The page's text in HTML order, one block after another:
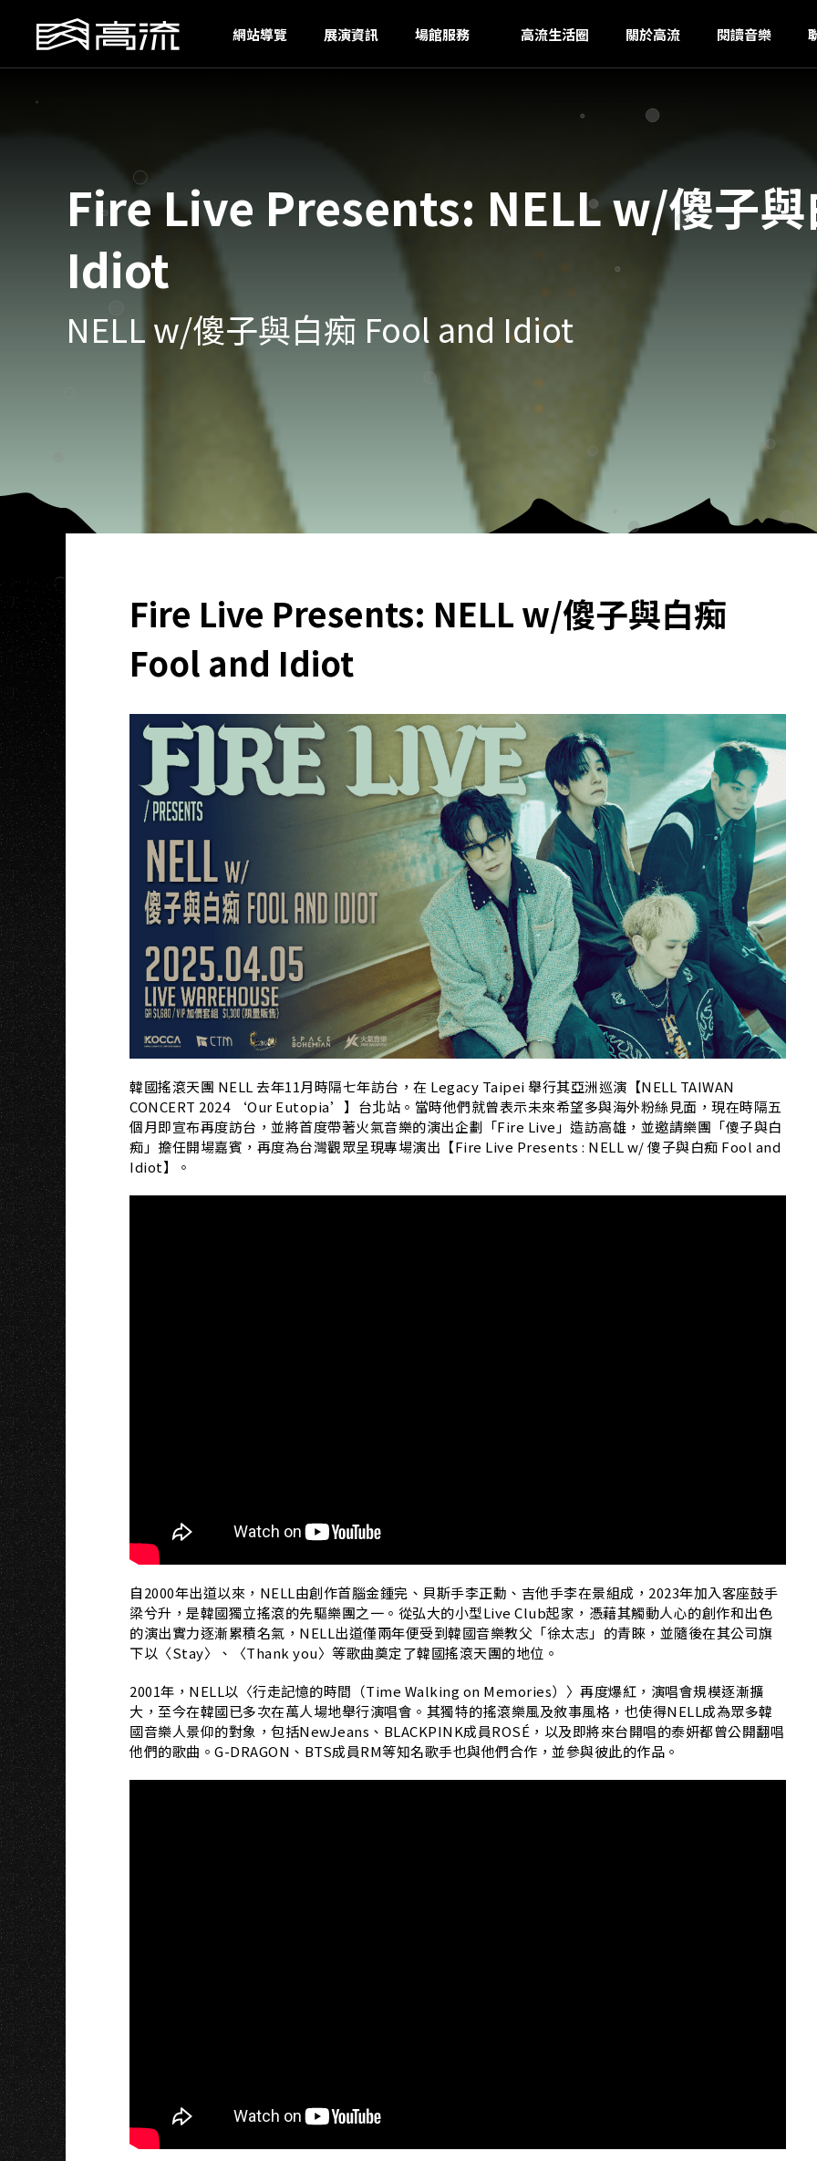
網站導覽 展演資訊 場館服務 高流生活圈 關於高流 閱讀音樂
Fire Live Presents: NELL w/傻子
Idiot
NELL w/傻子與白痴 Fool and Idiot
Fire Live Presents: NELL w/傻子與白痴
Fool and Idiot
韓國搖滾天團 NELL 去年11月時隔七年訪台，在 Legacy Taipei 舉行其亞洲巡演【NELL TAIWAN
CONCERT 2024 ‘Our Eutopia’】台北站。當時他們就曾表示未來希望多與海外粉絲見面，現在時隔五
個月即宣布再度訪台，並將首度帶著火氣音樂的演出企劃「Fire Live」造訪高雄，並邀請樂團「傻子與白
痴」擔任開場嘉賓，再度為台灣觀眾呈現專場演出【Fire Live Presents : NELL w/ 傻子與白痴 Fool and
Idiot】。
自2000年出道以來，NELL由創作首腦金鍾完、貝斯手李正勳、吉他手李在景組成，2023年加入客座鼓手
梁兮升，是韓國獨立搖滾的先驅樂團之一。從弘大的小型Live Club起家，憑藉其觸動人心的創作和出色
的演出實力逐漸累積名氣，NELL出道僅兩年便受到韓國音樂教父「徐太志」的青睞，並隨後在其公司旗
下以〈Stay〉、〈Thank you〉等歌曲奠定了韓國搖滾天團的地位。
2001年，NELL以〈行走記憶的時間（Time Walking on Memories）〉再度爆紅，演唱會規模逐漸擴
大，至今在韓國已多次在萬人場地舉行演唱會。其獨特的搖滾樂風及敘事風格，也使得NELL成為眾多韓
國音樂人景仰的對象，包括NewJeans、BLACKPINK成員ROSÉ，以及即將來台開唱的泰妍都曾公開翻唱
他們的歌曲。G-DRAGON、BTS成員RM等知名歌手也與他們合作，並參與彼此的作品。